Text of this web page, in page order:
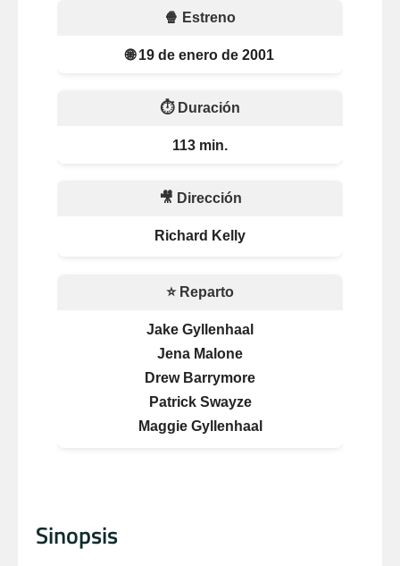
🍿 Estreno
🌐 19 de enero de 2001
⏱️ Duración
113 min.
🎥 Dirección
Richard Kelly
⭐ Reparto
Jake Gyllenhaal
Jena Malone
Drew Barrymore
Patrick Swayze
Maggie Gyllenhaal
Sinopsis